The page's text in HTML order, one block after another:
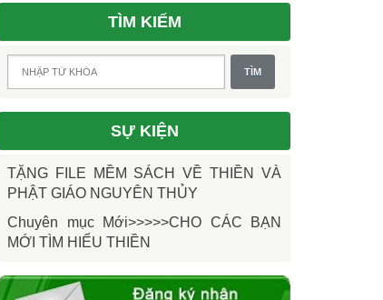
TÌM KIẾM
SỰ KIỆN
TẶNG FILE MỀM SÁCH VỀ THIỀN VÀ
PHẬT GIÁO NGUYÊN THỦY
Chuyên mục Mới>>>>>CHO CÁC BẠN
MỚI TÌM HIỂU THIỀN